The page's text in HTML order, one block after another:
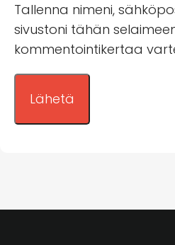
Tallenna nimeni,
sivustoni tähän
kommentointikertaa